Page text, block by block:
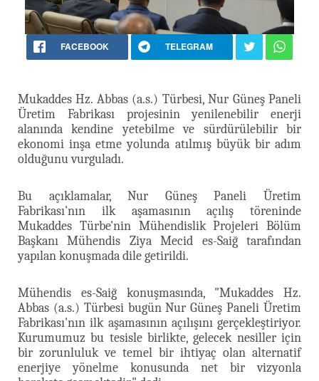
FACEBOOK TELEGRAM
Mukaddes Hz. Abbas (a.s.) Türbesi, Nur Güneş Paneli
Üretim Fabrikası projesinin yenilenebilir enerji
alanında kendine yetebilme ve sürdürülebilir bir
ekonomi inşa etme yolunda atılmış büyük bir adım
olduğunu vurguladı.
Bu açıklamalar, Nur Güneş Paneli Üretim
Fabrikası'nın ilk aşamasının açılış töreninde
Mukaddes Türbe'nin Mühendislik Projeleri Bölüm
Başkanı Mühendis Ziya Mecid es-Saiğ tarafından
yapılan konuşmada dile getirildi.
Mühendis es-Saiğ konuşmasında, "Mukaddes Hz.
Abbas (a.s.) Türbesi bugün Nur Güneş Paneli Üretim
Fabrikası'nın ilk aşamasının açılışını gerçekleştiriyor.
Kurumumuz bu tesisle birlikte, gelecek nesiller için
bir zorunluluk ve temel bir ihtiyaç olan alternatif
enerjiye yönelme konusunda net bir vizyonla